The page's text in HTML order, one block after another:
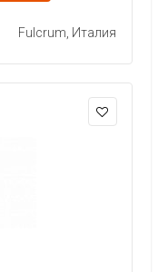
Fulcrum, Италия